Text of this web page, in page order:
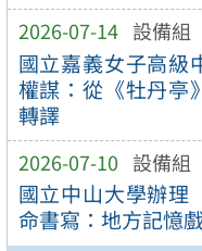
2026-07-14 設備組
國立嘉義女子高級
權謀：從《牡丹亭
轉譯
2026-07-10 設備組
國立中山大學辦理
命書寫：地方記憶